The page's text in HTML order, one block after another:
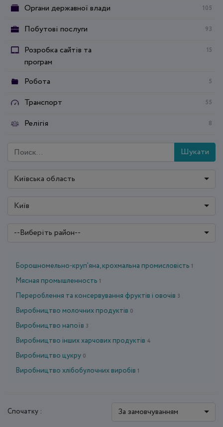
Органи державної влади 105
Побутові послуги 93
Розробка сайтів та
програм
15
Робота 5
Транспорт 55
Релігія 8
Шукати
Київська область
Київ
--Виберіть район--
Борошномельно-круп'яна, крохмальна промисловість 1
Мясная промышленность 1
Перероблення та консервування фруктів і овочів 3
Виробництво молочних продуктів 0
Виробництво напоїв 3
Виробництво інших харчових продуктів 4
Виробництво цукру 0
Виробництво хлібобулочних виробів 1
Спочатку : За замовчуванням